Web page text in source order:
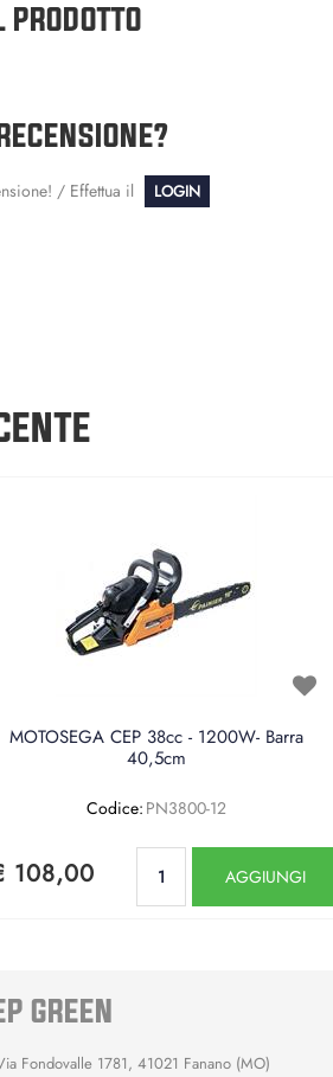
/ Effettua il LOGIN
MOTOSEGA CEP 38cc - 1200W- Barra
40,5cm
Codice: PN3800-12
108,00 AGGIUNGI
GREEN
Fondovalle 1781, 41021 Fanano (MO)